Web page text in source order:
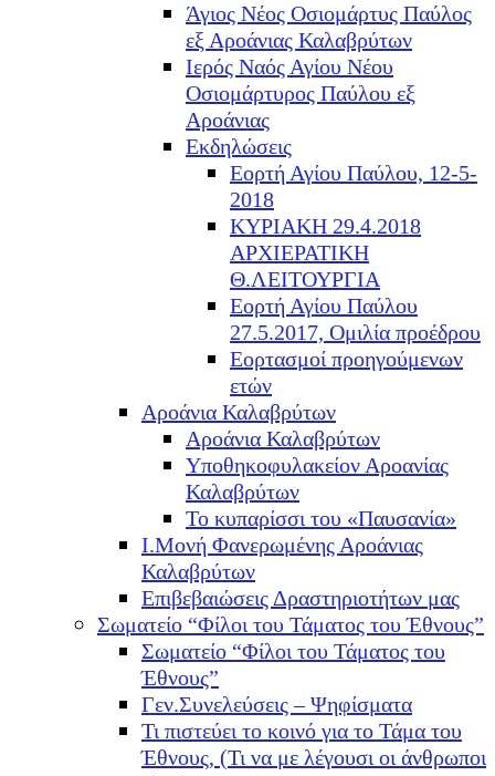
Άγιος Νέος Οσιομάρτυς Παύλος
εξ Αροάνιας Καλαβρύτων
Ιερός Ναός Αγίου Νέου
Οσιομάρτυρος Παύλου εξ
Αροάνιας
Εκδηλώσεις
Εορτή Αγίου Παύλου, 12-5-
2018
ΚΥΡΙΑΚΗ 29.4.2018
ΑΡΧΙΕΡΑΤΙΚΗ
Θ.ΛΕΙΤΟΥΡΓΙΑ
Εορτή Αγίου Παύλου
27.5.2017, Ομιλία προέδρου
Εορτασμοί προηγούμενων
ετών
Αροάνια Καλαβρύτων
Αροάνια Καλαβρύτων
Υποθηκοφυλακείον Αροανίας
Καλαβρύτων
Το κυπαρίσσι του «Παυσανία»
Ι.Μονή Φανερωμένης Αροάνιας
Καλαβρύτων
Επιβεβαιώσεις Δραστηριοτήτων μας
Σωματείο “Φίλοι του Τάματος του Έθνους”
Σωματείο “Φίλοι του Τάματος του
Έθνους”
Γεν.Συνελεύσεις – Ψηφίσματα
Τι πιστεύει το κοινό για το Τάμα του
Έθνους, (Τι να με λέγουσι οι άνθρωποι